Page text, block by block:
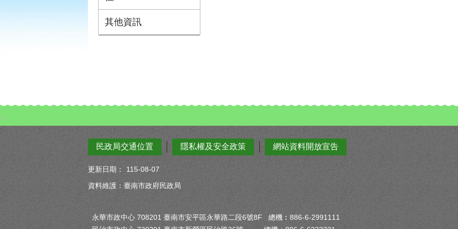
其他資訊
:::
民政局交通位置 隱私權及安全政策 網站資料開放宣告
更新日期：
115-08-07
資料維護：臺南市政府民政局
永華市政中心 708201 臺南市安平區永華路二段6號8F 總機︰886-6-2991111